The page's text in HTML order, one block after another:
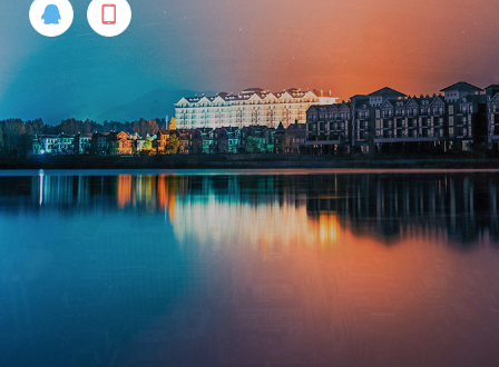
 